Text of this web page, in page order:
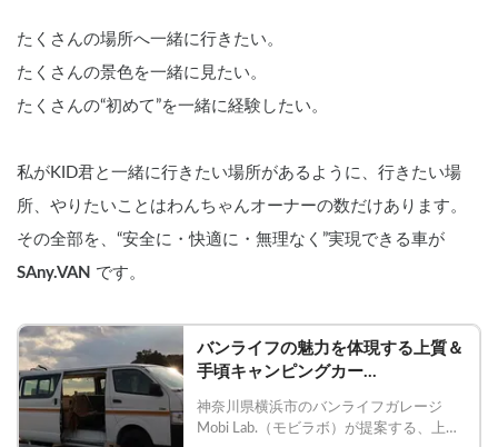
たくさんの場所へ一緒に行きたい。
たくさんの景色を一緒に見たい。
たくさんの“初めて”を一緒に経験したい。
私がKID君と一緒に行きたい場所があるように、行きたい場
所、やりたいことはわんちゃんオーナーの数だけあります。
SAny.VAN です。
バンライフの魅力を体現する上質＆
手頃キャンピングカー
「SAny.VAN」
神奈川県横浜市のバンライフガレージ
Mobi Lab.（モビラボ）が提案する、上質